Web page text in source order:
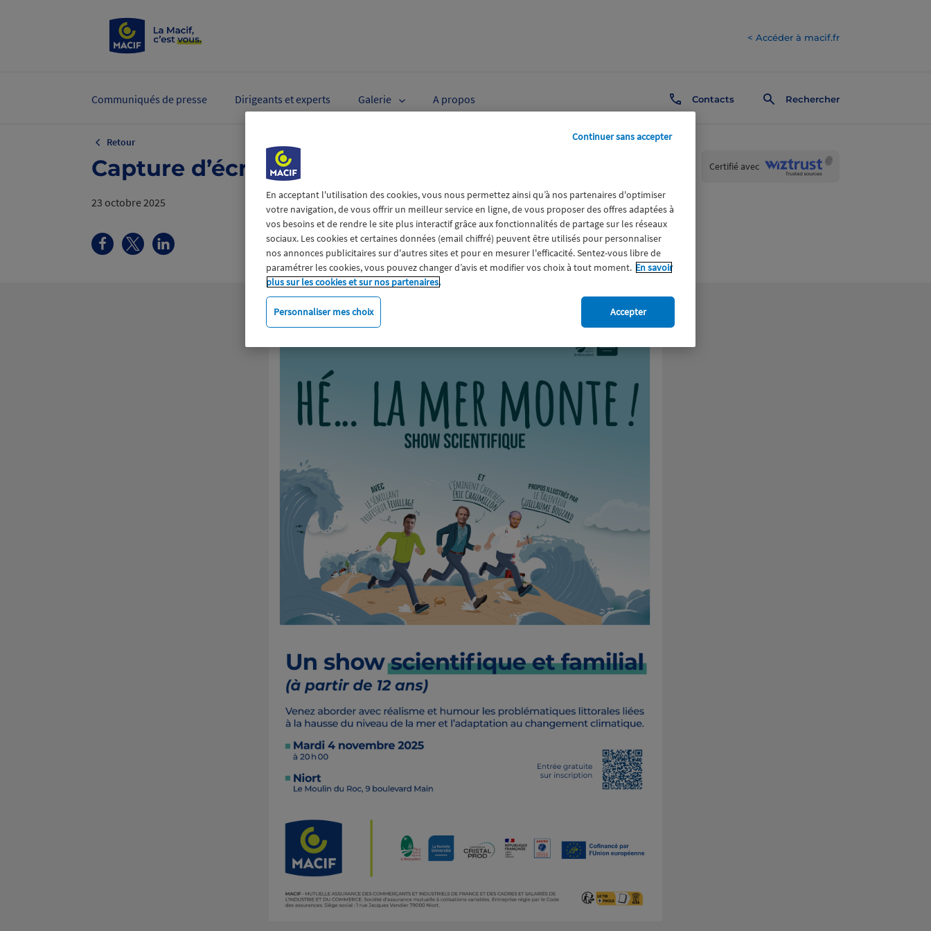
< Accéder à macif.fr
Contacts Rechercher
Communiqués de presse Dirigeants et experts Galerie A propos
Retour
Capture d’écran 2025-10-23 103220.png
23 octobre 2025
Certifié avecWiztrust
trusted
En acceptant l'utilisation des cookies, vous nous permettez ainsi qu’à nos partenaires d'optimiser
votre navigation, de vous offrir un meilleur service en ligne, de vous proposer des offres adaptées à
vos besoins et de rendre le site plus interactif grâce aux fonctionnalités de partage sur les réseaux
sociaux. Les cookies et certaines données (email chiffré) peuvent être utilisés pour personnaliser
nos annonces publicitaires sur d'autres sites et pour en mesurer l'efficacité. Sentez-vous libre de
paramétrer les cookies, vous pouvez changer d’avis et modifier vos choix à tout moment. En savoir
plus sur les cookies et sur nos partenaires.
Personnaliser mes choix
Continuer sans accepter
Accepter